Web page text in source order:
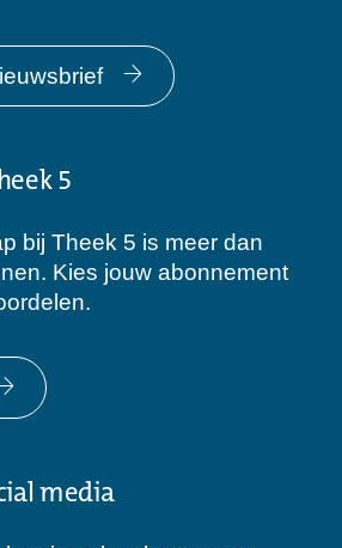
5
bij Theek 5 is meer dan
Kies jouw abonnement
media